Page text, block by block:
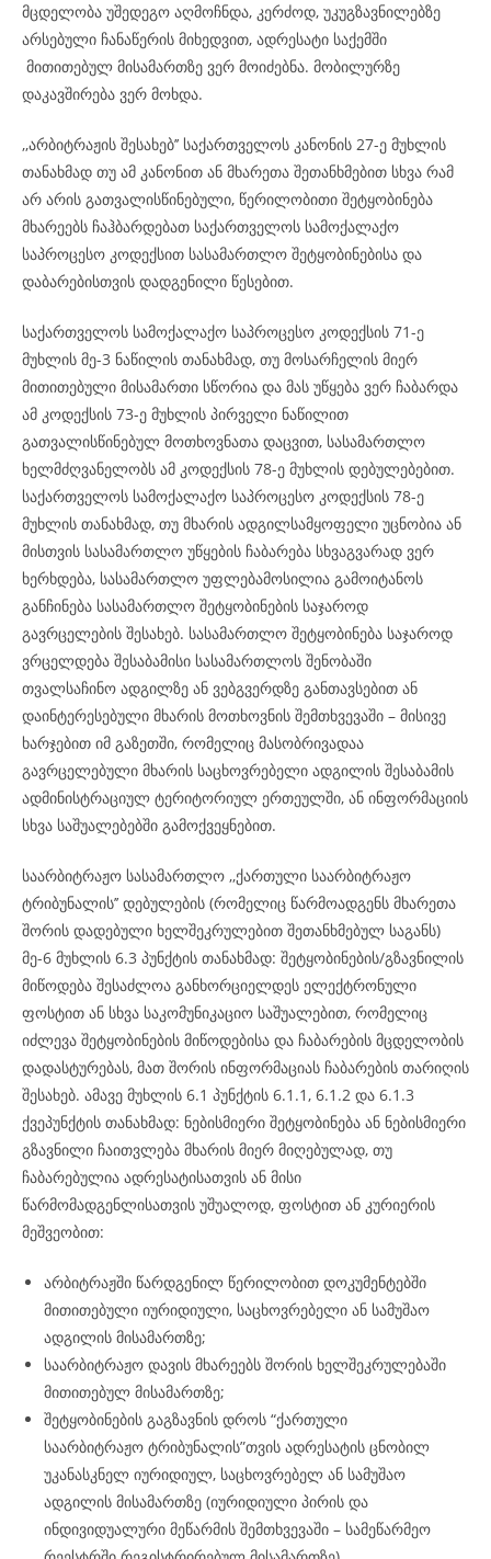
მცდელობა უშედეგო აღმოჩნდა, კერძოდ, უკუგზავნილებზე
არსებული ჩანაწერის მიხედვით, ადრესატი საქემში
მითითებულ მისამართზე ვერ მოიძებნა. მობილურზე
დაკავშირება ვერ მოხდა.
,,არბიტრაჟის შესახებ’’ საქართველოს კანონის 27-ე მუხლის
თანახმად თუ ამ კანონით ან მხარეთა შეთანხმებით სხვა რამ
არ არის გათვალისწინებული, წერილობითი შეტყობინება
მხარეებს ჩაჰბარდებათ საქართველოს სამოქალაქო
საპროცესო კოდექსით სასამართლო შეტყობინებისა და
დაბარებისთვის დადგენილი წესებით.
საქართველოს სამოქალაქო საპროცესო კოდექსის 71-ე
მუხლის მე-3 ნაწილის თანახმად, თუ მოსარჩელის მიერ
მითითებული მისამართი სწორია და მას უწყება ვერ ჩაბარდა
ამ კოდექსის 73-ე მუხლის პირველი ნაწილით
გათვალისწინებულ მოთხოვნათა დაცვით, სასამართლო
ხელმძღვანელობს ამ კოდექსის 78-ე მუხლის დებულებებით.
საქართველოს სამოქალაქო საპროცესო კოდექსის 78-ე
მუხლის თანახმად, თუ მხარის ადგილსამყოფელი უცნობია ან
მისთვის სასამართლო უწყების ჩაბარება სხვაგვარად ვერ
ხერხდება, სასამართლო უფლებამოსილია გამოიტანოს
განჩინება სასამართლო შეტყობინების საჯაროდ
გავრცელების შესახებ. სასამართლო შეტყობინება საჯაროდ
ვრცელდება შესაბამისი სასამართლოს შენობაში
თვალსაჩინო ადგილზე ან ვებგვერდზე განთავსებით ან
დაინტერესებული მხარის მოთხოვნის შემთხვევაში – მისივე
ხარჯებით იმ გაზეთში, რომელიც მასობრივადაა
გავრცელებული მხარის საცხოვრებელი ადგილის შესაბამის
ადმინისტრაციულ ტერიტორიულ ერთეულში, ან ინფორმაციის
სხვა საშუალებებში გამოქვეყნებით.
საარბიტრაჟო სასამართლო ,,ქართული საარბიტრაჟო
ტრიბუნალის’’ დებულების (რომელიც წარმოადგენს მხარეთა
შორის დადებული ხელშეკრულებით შეთანხმებულ საგანს)
მე-6 მუხლის 6.3 პუნქტის თანახმად: შეტყობინების/გზავნილის
მიწოდება შესაძლოა განხორციელდეს ელექტრონული
ფოსტით ან სხვა საკომუნიკაციო საშუალებით, რომელიც
იძლევა შეტყობინების მიწოდებისა და ჩაბარების მცდელობის
დადასტურებას, მათ შორის ინფორმაციას ჩაბარების თარიღის
შესახებ. ამავე მუხლის 6.1 პუნქტის 6.1.1, 6.1.2 და 6.1.3
ქვეპუნქტის თანახმად: ნებისმიერი შეტყობინება ან ნებისმიერი
გზავნილი ჩაითვლება მხარის მიერ მიღებულად, თუ
ჩაბარებულია ადრესატისათვის ან მისი
წარმომადგენლისათვის უშუალოდ, ფოსტით ან კურიერის
მეშვეობით:
არბიტრაჟში წარდგენილ წერილობით დოკუმენტებში
მითითებული იურიდიული, საცხოვრებელი ან სამუშაო
ადგილის მისამართზე;
საარბიტრაჟო დავის მხარეებს შორის ხელშეკრულებაში
მითითებულ მისამართზე;
შეტყობინების გაგზავნის დროს “ქართული
საარბიტრაჟო ტრიბუნალის”თვის ადრესატის ცნობილ
უკანასკნელ იურიდიულ, საცხოვრებელ ან სამუშაო
ადგილის მისამართზე (იურიდიული პირის და
ინდივიდუალური მეწარმის შემთხვევაში – სამეწარმეო